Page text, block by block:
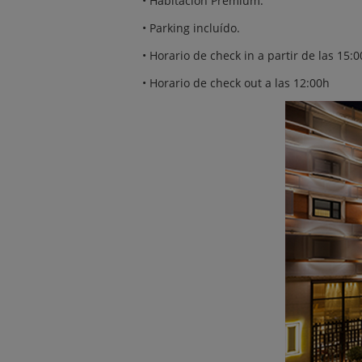
• Parking incluído.
• Horario de check in a partir de las
• Horario de check out a las 12:00h